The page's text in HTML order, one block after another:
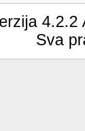
Sva